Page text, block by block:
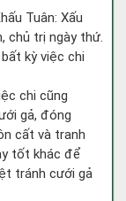
Tuân: Xấu
chủ trị ngày thứ.
kỳ việc chi
chi cũng
gả, đóng
cất và tranh
tốt khác để
tránh cưới gả